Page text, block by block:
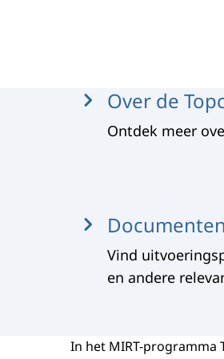
Over de
Ontdek meer
Documenten
Vind
en andere
In het MIRT-